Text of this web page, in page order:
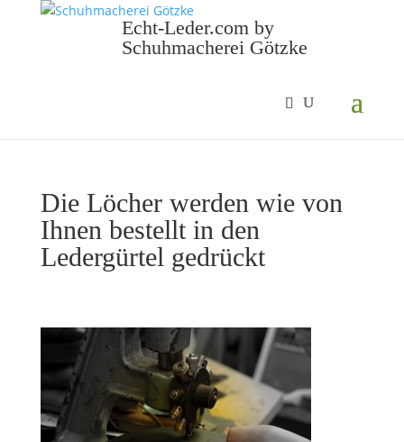
Echt-Leder.com by
Schuhmacherei Götzke
Die Löcher werden wie von
Ihnen bestellt in den
Ledergürtel gedrückt